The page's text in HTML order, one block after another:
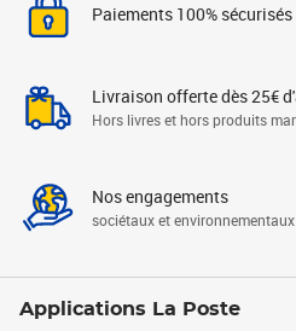
Paiements 100% sécurisés
Livraison offerte dès 25€
Hors livres et hors produits
Nos engagements
sociétaux et environnementaux
Applications La Poste